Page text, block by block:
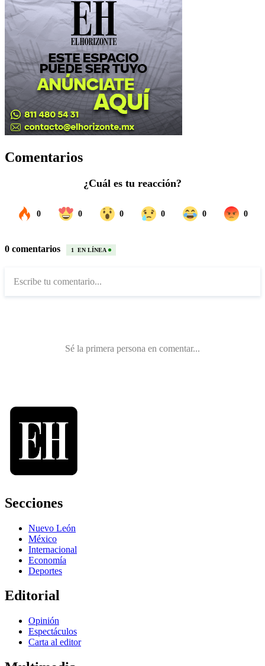
Comentarios
Secciones
Nuevo León
México
Internacional
Economía
Deportes
Editorial
Opinión
Espectáculos
Carta al editor